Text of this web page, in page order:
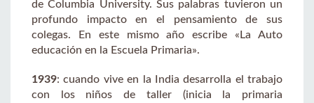
de Columbia University. Sus palabras tuvieron un
profundo impacto en el pensamiento de sus
colegas. En este mismo año escribe «La Auto
educación en la Escuela Primaria».
1939: cuando vive en la India desarrolla el trabajo
con los niños de taller (inicia la primaria